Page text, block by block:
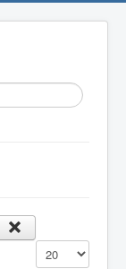
Affichage #